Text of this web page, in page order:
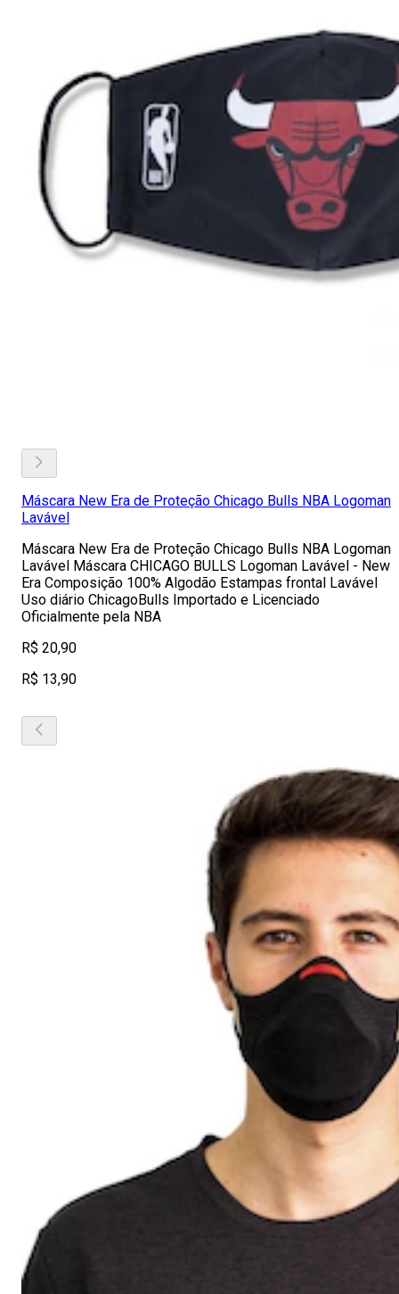
Máscara New Era de Proteção Chicago Bulls NBA Logoman
Lavável
Máscara New Era de Proteção Chicago Bulls NBA Logoman
Lavável Máscara CHICAGO BULLS Logoman Lavável - New
Era Composição 100% Algodão Estampas frontal Lavável
Uso diário ChicagoBulls Importado e Licenciado
Oficialmente pela NBA
R$ 20,90
R$ 13,90